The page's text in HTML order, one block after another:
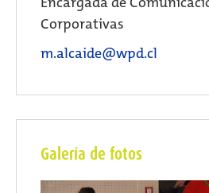
Corporativas
m.alcaide@wpd.cl
Galería de fotos